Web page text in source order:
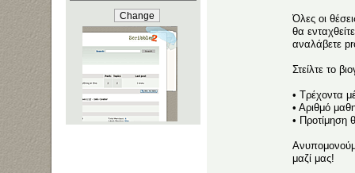
Όλες οι
θα
αναλάβετε
Στείλτε το
• Τρέχοντα
• Αριθμό
• Προτίμηση
μαζί μας!